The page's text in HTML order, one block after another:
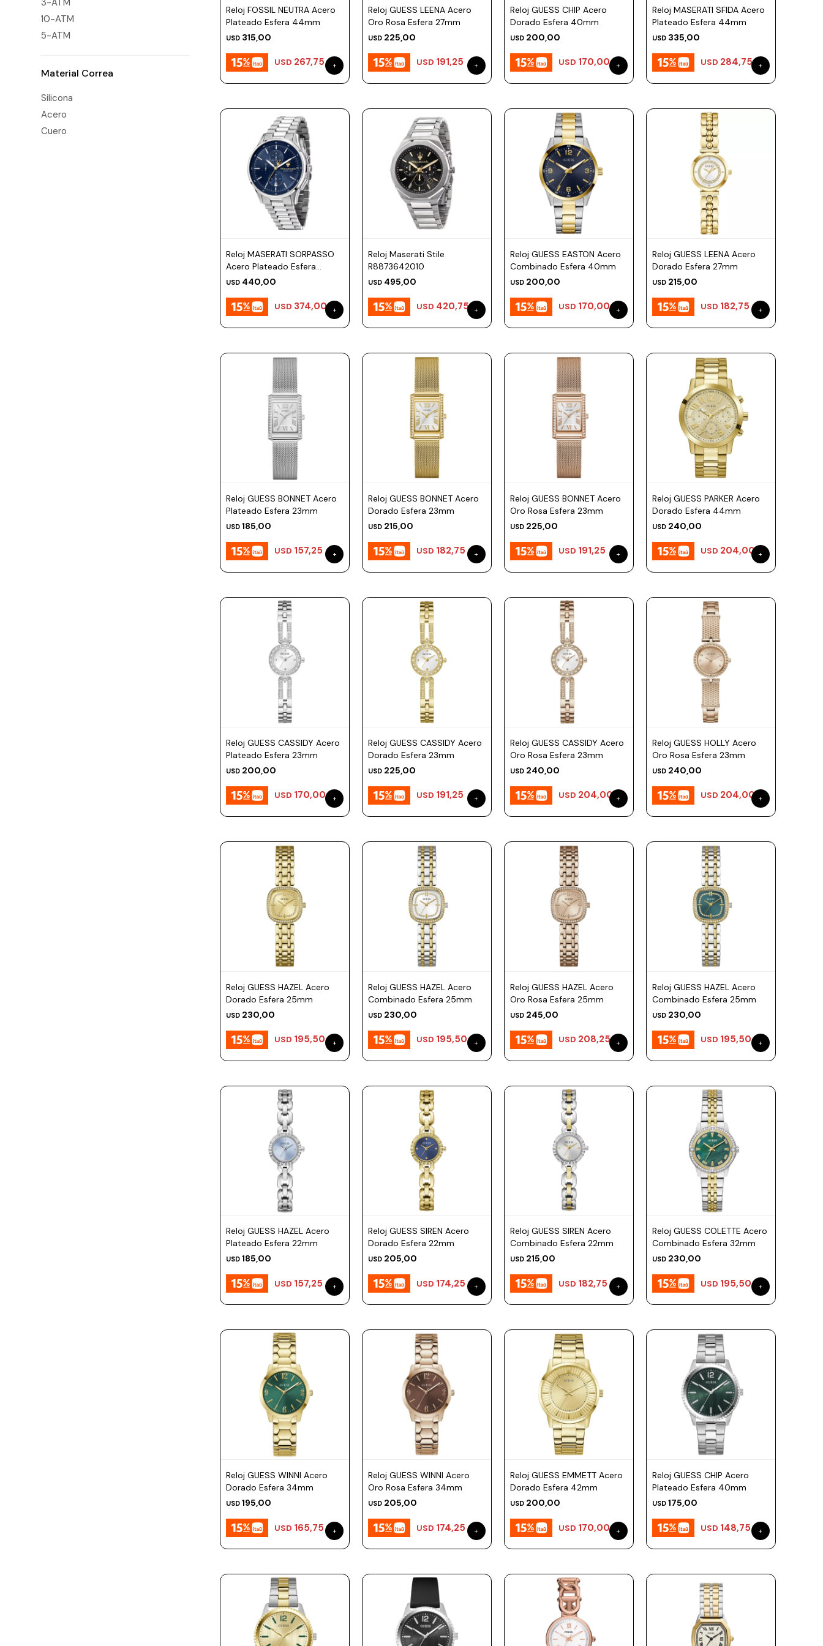
Reloj FOSSIL NEUTRA Acero
Plateado Esfera 44mm
USD 315,00
USD 267,75
Reloj GUESS LEENA Acero
Oro Rosa Esfera 27mm
USD 225,00
USD 191,25
Reloj GUESS CHIP Acero
Dorado Esfera 40mm
USD 200,00
USD 170,00
Reloj MASERATI SFIDA Acero
Plateado Esfera 44mm
USD 335,00
USD 284,75
Reloj MASERATI SORPASSO
Acero Plateado Esfera
42mm
USD 440,00
USD 374,00
Reloj Maserati Stile
R8873642010
USD 495,00
USD 420,75
Reloj GUESS EASTON Acero
Combinado Esfera 40mm
USD 200,00
USD 170,00
Reloj GUESS LEENA Acero
Dorado Esfera 27mm
USD 215,00
USD 182,75
Reloj GUESS BONNET Acero
Plateado Esfera 23mm
USD 185,00
USD 157,25
Reloj GUESS BONNET Acero
Dorado Esfera 23mm
USD 215,00
USD 182,75
Reloj GUESS BONNET Acero
Oro Rosa Esfera 23mm
USD 225,00
USD 191,25
Reloj GUESS PARKER Acero
Dorado Esfera 44mm
USD 240,00
USD 204,00
Reloj GUESS CASSIDY Acero
Plateado Esfera 23mm
USD 200,00
USD 170,00
Reloj GUESS CASSIDY Acero
Dorado Esfera 23mm
USD 225,00
USD 191,25
Reloj GUESS CASSIDY Acero
Oro Rosa Esfera 23mm
USD 240,00
USD 204,00
Reloj GUESS HOLLY Acero
Oro Rosa Esfera 23mm
USD 240,00
USD 204,00
Reloj GUESS HAZEL Acero
Dorado Esfera 25mm
USD 230,00
USD 195,50
Reloj GUESS HAZEL Acero
Combinado Esfera 25mm
USD 230,00
USD 195,50
Reloj GUESS HAZEL Acero
Oro Rosa Esfera 25mm
USD 245,00
USD 208,25
Reloj GUESS HAZEL Acero
Combinado Esfera 25mm
USD 230,00
USD 195,50
Reloj GUESS HAZEL Acero
Plateado Esfera 22mm
USD 185,00
USD 157,25
Reloj GUESS SIREN Acero
Dorado Esfera 22mm
USD 205,00
USD 174,25
Reloj GUESS SIREN Acero
Combinado Esfera 22mm
USD 215,00
USD 182,75
Reloj GUESS COLETTE Acero
Combinado Esfera 32mm
USD 230,00
USD 195,50
Reloj GUESS WINNI Acero
Dorado Esfera 34mm
USD 195,00
USD 165,75
Reloj GUESS WINNI Acero
Oro Rosa Esfera 34mm
USD 205,00
USD 174,25
Reloj GUESS EMMETT Acero
Dorado Esfera 42mm
USD 200,00
USD 170,00
Reloj GUESS CHIP Acero
Plateado Esfera 40mm
USD 175,00
USD 148,75
3-ATM
10-ATM
5-ATM
Material Correa
Silicona
Acero
Cuero